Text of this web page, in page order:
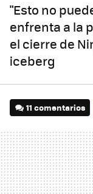
"Esto no
enfrenta a la
el cierre de
iceberg
11 comentarios